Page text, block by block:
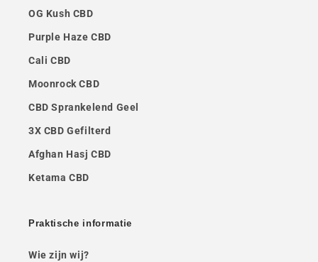
OG Kush CBD
Purple Haze CBD
Cali CBD
Moonrock CBD
CBD Sprankelend Geel
3X CBD Gefilterd
Afghan Hasj CBD
Ketama CBD
Praktische informatie
Wie zijn wij?